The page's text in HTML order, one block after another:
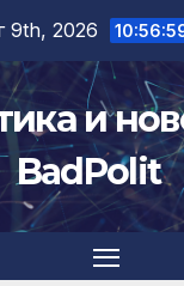
9th, 2026
и
BadPolit